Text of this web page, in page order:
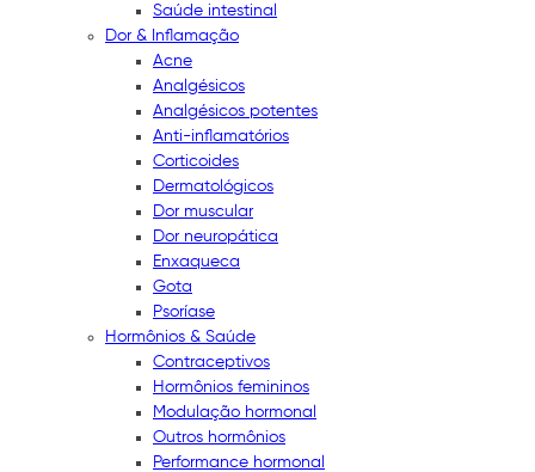
Saúde intestinal
Dor & Inflamação
Acne
Analgésicos
Analgésicos potentes
Anti-inflamatórios
Corticoides
Dermatológicos
Dor muscular
Dor neuropática
Enxaqueca
Gota
Psoríase
Hormônios & Saúde
Contraceptivos
Hormônios femininos
Modulação hormonal
Outros hormônios
Performance hormonal